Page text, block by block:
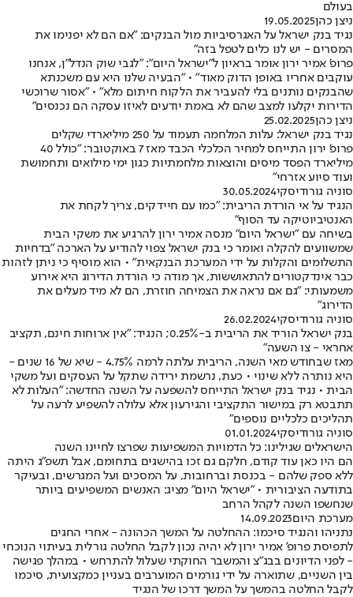
בעולם
ניצן כהן19.05.2025
נגיד בנק ישראל על האגרסיביות מול הבנקים: "אם הם לא יפנימו את
המסרים - יש לנו כלים לטפל בזה"
פרופ' אמיר ירון אומר בראיון ל"ישראל היום": "לגבי שוק הנדל"ן, אנחנו
עוקבים אחריו באופן הדוק מאוד" • "הבעיה שלנו היא עם משכנתא
שהבנקים נותנים בלי להעביר את הלקוח חיתום מלא" • "אסור שרוכשי
הדירות יקלעו למצב שהם לא באמת יודעים לאיזו עסקה הם נכנסים"
ניצן כהן25.02.2025
נגיד בנק ישראל: עלות המלחמה תעמוד על 250 מיליארדי שקלים
פרופ' ירון התייחס למחיר הכלכלי הכבד מאז 7 באוקטובר: "כולל 40
מיליארד הפסד מיסים והוצאות מלחמתיות כגון ימי מילואים ותחמושת
ועוד סיוע אזרחי"
סוניה גורודיסקי30.05.2024
הנגיד על אי הורדת הריבית: "כמו עם חיידקים, צריך לקחת את
האנטיביוטיקה עד הסוף"
בשיחה עם "ישראל היום" מנסה אמיר ירון להרגיע את משקי הבית
שמשוועים להקלה ואומר כי בנק ישראל צפוי להודיע על הארכה "בדחיות
התשלומים והקלות על ידי המערכת הבנקאית" • הוא מוסיף כי ניתן לזהות
כבר אינדקטורים להתאוששות, אך מודה כי הורדת הדירוג היא אירוע
משמעותי: "גם אם נראה את הצמיחה חוזרת, הם לא מיד מעלים את
הדירוג"
סוניה גורודיסקי26.02.2024
בנק ישראל הוריד את הריבית ב-0.25%; הנגיד: "אין ארוחות חינם, תקציב
אחראי - צו השעה"
מאז שבחודש מאי השנה, הריבית עלתה לרמה 4.75% - שיא של 16 שנים -
היא נותרה ללא שינוי • כעת, נרשמת ירידה שתקל על העסקים ועל משקי
הבית • נגיד בנק ישראל התייחס להשפעה על השנה החדשה: "העלות לא
תתבטא רק במישור התקציבי והגירעון אלא עלולה להשפיע לרעה על
תהליכים כלכליים נוספים"
סוניה גורודיסקי01.01.2024
הישראלים שגילינו: כל הדמויות המשפיעות שפרצו לחיינו השנה
הם היו כאן עוד קודם, חלקם גם זכו בהישגים בתחומם, אבל תשפ"ג היתה
ללא ספק שלהם - בכנסת וברחובות, על המסכים ועל המגרשים, ובעיקר
בתודעה הציבורית • "ישראל היום" מציג: האנשים המשפיעים ביותר
שנחשפו השנה לקהל הרחב
מערכת היום14.09.2023
נתניהו והנגיד סיכמו: ההחלטה על המשך הכהונה - אחרי החגים
לתפיסת פרופ' אמיר ירון לא יהיה נכון לקבל החלטה גורלית בעיתוי הנוכחי
- לפני הדיונים בבג"צ והמשבר החוקתי שעלול להתרחש • במהלך פגישה
בין השניים, שתוארה על ידי גורמים המוערבים בעניין כמקצועית, סיכמו
לקבל החלטה בהמשך על המשך דרכו של הנגיד